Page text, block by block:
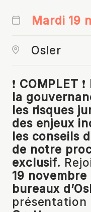
Mardi 19
Osler
❗ COMPLET ❗
la
les risques
des enjeux
les conseils
de notre
exclusif.
19 novembre
bureaux
présentation